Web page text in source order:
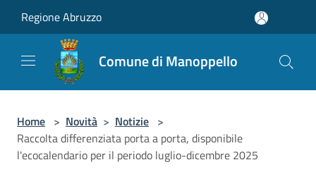
Regione Abruzzo
Comune di Manoppello
Home > Novità > Notizie >
Raccolta differenziata porta a porta, disponibile
l'ecocalendario per il periodo luglio-dicembre 2025